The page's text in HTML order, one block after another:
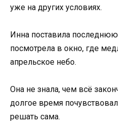
уже на других условиях.
Инна поставила
посмотрела в окно, где
апрельское небо.
Она не знала, чем всё
долгое время
решать сама.